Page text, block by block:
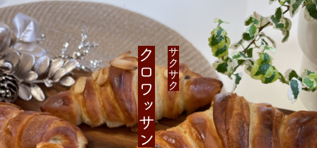
サクサク
クロワッサン